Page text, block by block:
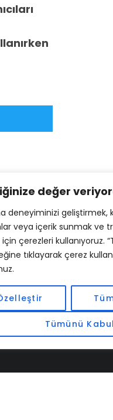
değer
deneyiminizi geliştirmek,
veya içerik sunmak ve
çerezleri kullanıyoruz.
tıklayarak çerez
Tümünü